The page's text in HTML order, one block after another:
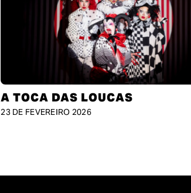
A TOCA DAS LOUCAS
23 DE FEVEREIRO 2026